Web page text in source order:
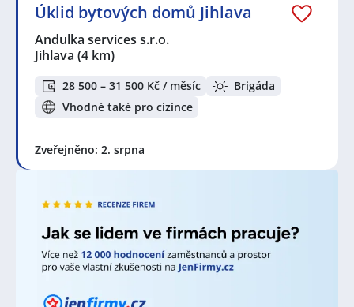
Úklid bytových domů Jihlava
Andulka services s.r.o.
Jihlava (4 km)
28 500 – 31 500 Kč / měsíc
Brigáda
Vhodné také pro cizince
Zveřejněno: 2. srpna